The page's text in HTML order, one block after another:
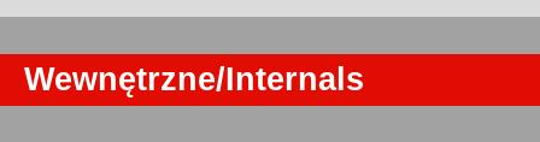
Wewnętrzne/Internals